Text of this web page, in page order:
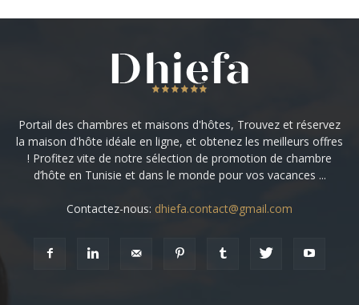
Portail des chambres et maisons d'hôtes, Trouvez et réservez
la maison d'hôte idéale en ligne, et obtenez les meilleurs offres
! Profitez vite de notre sélection de promotion de chambre
d’hôte en Tunisie et dans le monde pour vos vacances ...
Contactez-nous: dhiefa.contact@gmail.com